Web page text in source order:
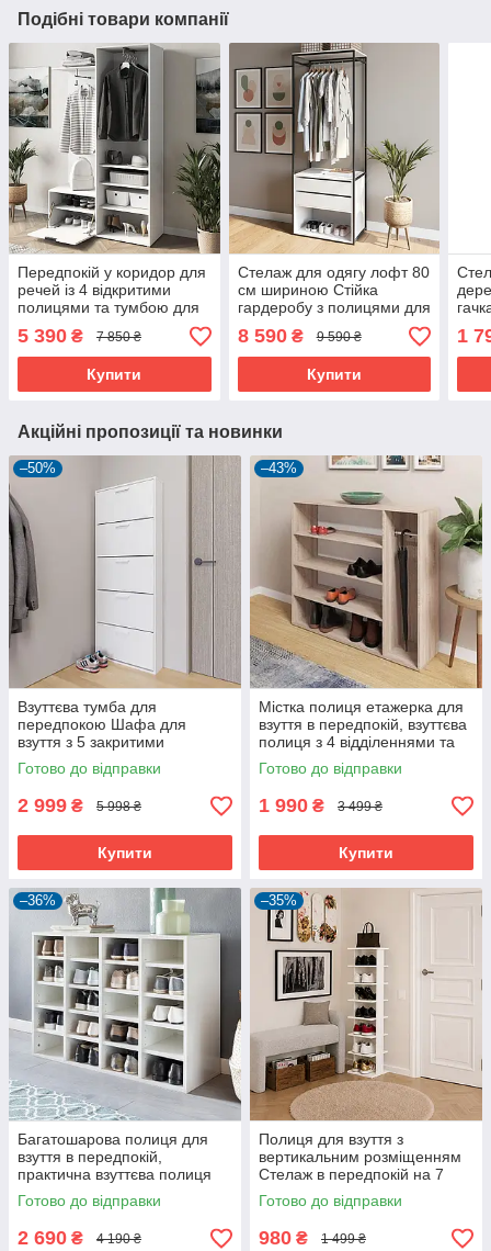
Подібні товари компанії
Передпокій у коридор для
речей із 4 відкритими
полицями та тумбою для
стійка гардероба
5 390 ₴ 7 850 ₴
Купити
Стелаж для одягу лофт 80
см шириною Стійка
гардеробу з полицями для
взуття та головних уборів
8 590₴ 9 590 ₴
Купити
1
Акційні пропозиції та новинки
–50%
Взуттєва тумба для
передпокою Шафа для
взуття з 5 закритими
відділеннями
Готово до відправки
2 999 ₴ 5 998 ₴
Купити
–43%
Містка полиця етажерка для
взуття в передпокій, взуттєва
полиця з 4 відділеннями та
тримачем для парасольки в
будинок
Готово до відправки
1 990 ₴ 3 499 ₴
Купити
–36%
Багатошарова полиця для
взуття в передпокій,
практична взуттєва полиця
на 20 відділень в
роздягальню з ЛДСП
Готово до відправки
2 690 ₴ 4 190 ₴
–35%
Полиця для взуття з
вертикальним розміщенням
Стелаж в передпокій на 7
секцій
Готово до відправки
980 ₴ 1 499 ₴